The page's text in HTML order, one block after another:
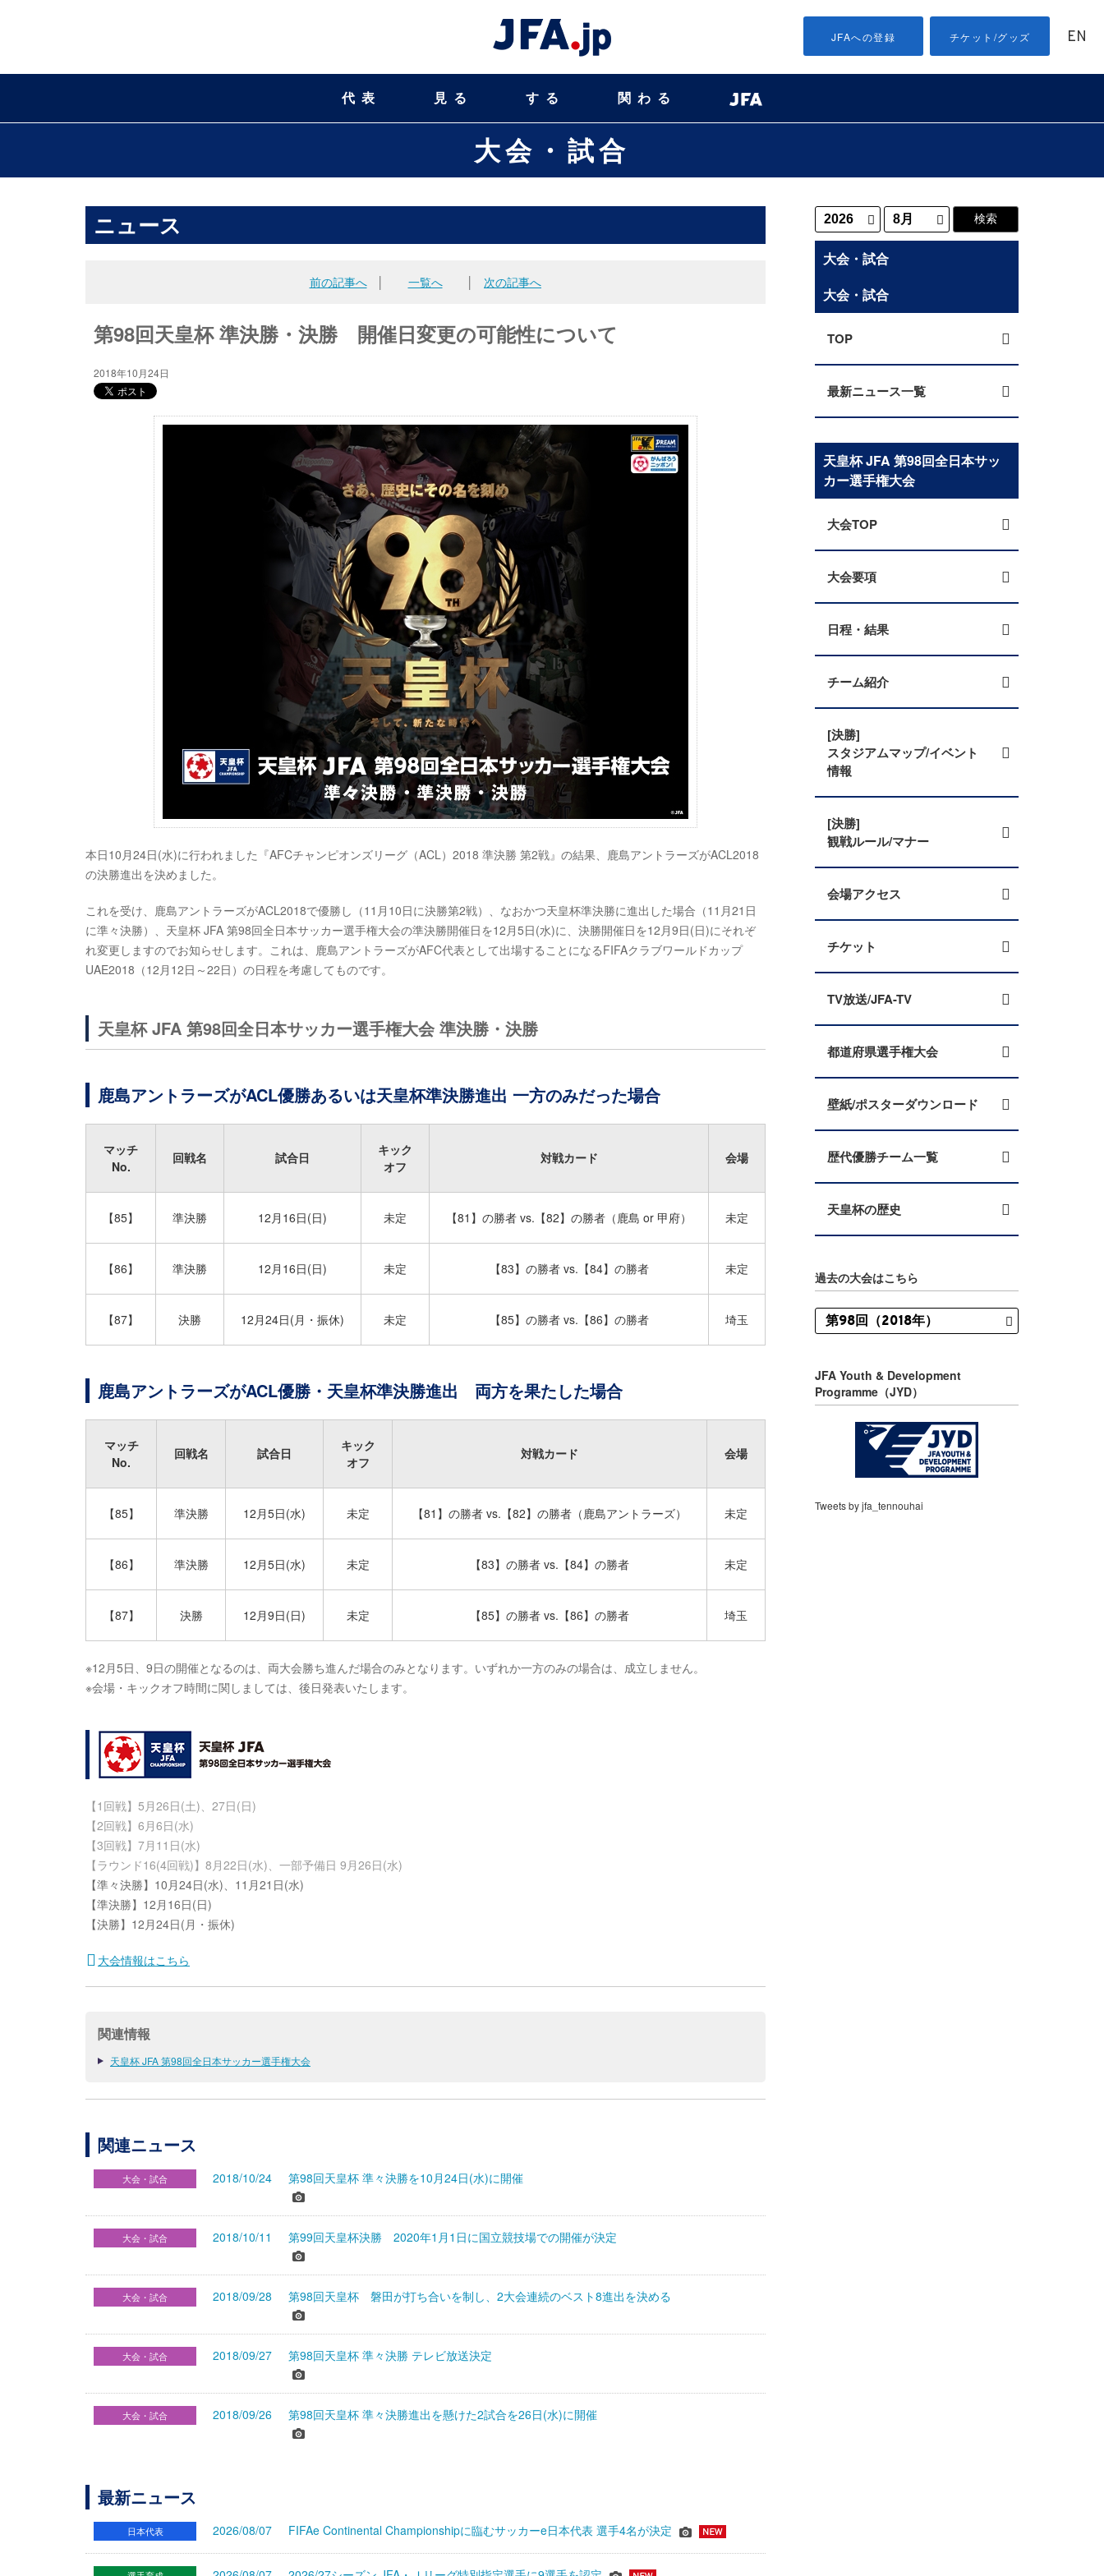
JFAへの登録 チケット/グッズ EN
代表 見る する 関わる
大会・試合
ニュース
前の記事へ│ 一覧へ 次の記事へ
第98回天皇杯 準決勝・決勝 開催日変更の可能性について
2018年10月24日
本日10月24日(水)に行われました『AFCチャンピオンズリーグ（ACL）2018 準決勝 第2戦』の結果、鹿島アントラーズがACL2018
の決勝進出を決めました。
これを受け、鹿島アントラーズがACL2018で優勝し（11月10日に決勝第2戦）、なおかつ天皇杯準決勝に進出した場合（11月21日
に準々決勝）、天皇杯 JFA 第98回全日本サッカー選手権大会の準決勝開催日を12月5日(水)に、決勝開催日を12月9日(日)にそれぞ
れ変更しますのでお知らせします。これは、鹿島アントラーズがAFC代表として出場することになるFIFAクラブワールドカップ
UAE2018（12月12日～22日）の日程を考慮してものです。
天皇杯 JFA 第98回全日本サッカー選手権大会 準決勝・決勝
鹿島アントラーズがACL優勝あるいは天皇杯準決勝進出 一方のみだった場合
マッチ
No.
回戦名 試合日
キック
オフ
対戦カード 会場
【85】 準決勝 12月16日(日) 未定 【81】の勝者 vs.【82】の勝者（鹿島 or 甲府） 未定
【86】 準決勝 12月16日(日) 未定 【83】の勝者 vs.【84】の勝者 未定
【87】 決勝 12月24日(月・振休) 未定 【85】の勝者 vs.【86】の勝者 埼玉
鹿島アントラーズがACL優勝・天皇杯準決勝進出 両方を果たした場合
マッチ
No.
回戦名 試合日
キック
オフ
対戦カード 会場
【85】 準決勝 12月5日(水) 未定 【81】の勝者 vs.【82】の勝者（鹿島アントラーズ） 未定
【86】 準決勝 12月5日(水) 未定 【83】の勝者 vs.【84】の勝者 未定
【87】 決勝 12月9日(日) 未定 【85】の勝者 vs.【86】の勝者 埼玉
※12月5日、9日の開催となるのは、両大会勝ち進んだ場合のみとなります。いずれか一方のみの場合は、成立しません。
※会場・キックオフ時間に関しましては、後日発表いたします。
【1回戦】5月26日(土)、27日(日)
【2回戦】6月6日(水)
【3回戦】7月11日(水)
【ラウンド16(4回戦)】8月22日(水)、一部予備日 9月26日(水)
【準々決勝】10月24日(水)、11月21日(水)
【準決勝】12月16日(日)
【決勝】12月24日(月・振休)
大会情報はこちら
関連情報
天皇杯 JFA 第98回全日本サッカー選手権大会
関連ニュース
大会・試合 2018/10/24 第98回天皇杯 準々決勝を10月24日(水)に開催
大会・試合 2018/10/11 第99回天皇杯決勝 2020年1月1日に国立競技場での開催が決定
大会・試合 2018/09/28 第98回天皇杯 磐田が打ち合いを制し、2大会連続のベスト8進出を決める
大会・試合 2018/09/27 第98回天皇杯 準々決勝 テレビ放送決定
大会・試合 2018/09/26 第98回天皇杯 準々決勝進出を懸けた2試合を26日(水)に開催
最新ニュース
日本代表 2026/08/07 FIFAe Continental Championshipに臨むサッカーe日本代表 選手4名が決定
大会・試合
大会・試合
TOP
最新ニュース一覧
天皇杯 JFA 第98回全日本サッ
カー選手権大会
大会TOP
大会要項
日程・結果
チーム紹介
[決勝]
スタジアムマップ/イベント
情報
[決勝]
観戦ルール/マナー
会場アクセス
チケット
TV放送/JFA-TV
都道府県選手権大会
壁紙/ポスターダウンロード
歴代優勝チーム一覧
天皇杯の歴史
過去の大会はこちら
JFA Youth & Development
Programme（JYD）
Tweets by jfa_tennouhai